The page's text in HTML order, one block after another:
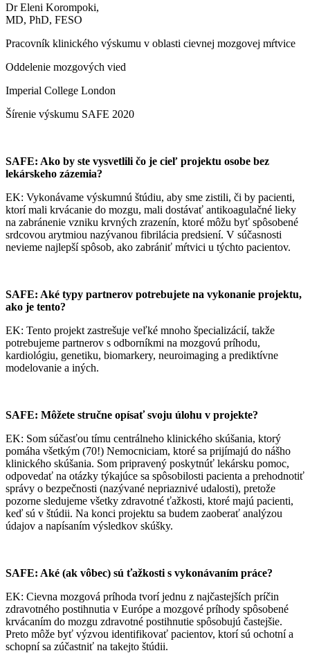
Dr Eleni Korompoki,
MD, PhD, FESO
Pracovník klinického výskumu v oblasti cievnej mozgovej mŕtvice
Oddelenie mozgových vied
Imperial College London
Šírenie výskumu SAFE 2020
SAFE: Ako by ste vysvetlili čo je cieľ projektu osobe bez
lekárskeho zázemia?
EK: Vykonávame výskumnú štúdiu, aby sme zistili, či by pacienti,
ktorí mali krvácanie do mozgu, mali dostávať antikoagulačné lieky
na zabránenie vzniku krvných zrazenín, ktoré môžu byť spôsobené
srdcovou arytmiou nazývanou fibrilácia predsiení. V súčasnosti
nevieme najlepší spôsob, ako zabrániť mŕtvici u týchto pacientov.
SAFE: Aké typy partnerov potrebujete na vykonanie projektu,
ako je tento?
EK: Tento projekt zastrešuje veľké mnoho špecializácií, takže
potrebujeme partnerov s odborníkmi na mozgovú príhodu,
kardiológiu, genetiku, biomarkery, neuroimaging a prediktívne
modelovanie a iných.
SAFE: Môžete stručne opísať svoju úlohu v projekte?
EK: Som súčasťou tímu centrálneho klinického skúšania, ktorý
pomáha všetkým (70!) Nemocniciam, ktoré sa prijímajú do nášho
klinického skúšania. Som pripravený poskytnúť lekársku pomoc,
odpovedať na otázky týkajúce sa spôsobilosti pacienta a prehodnotiť
správy o bezpečnosti (nazývané nepriaznivé udalosti), pretože
pozorne sledujeme všetky zdravotné ťažkosti, ktoré majú pacienti,
keď sú v štúdii. Na konci projektu sa budem zaoberať analýzou
údajov a napísaním výsledkov skúšky.
SAFE: Aké (ak vôbec) sú ťažkosti s vykonávaním práce?
EK: Cievna mozgová príhoda tvorí jednu z najčastejších príčin
zdravotného postihnutia v Európe a mozgové príhody spôsobené
krvácaním do mozgu zdravotné postihnutie spôsobujú častejšie.
Preto môže byť výzvou identifikovať pacientov, ktorí sú ochotní a
schopní sa zúčastniť na takejto štúdii.